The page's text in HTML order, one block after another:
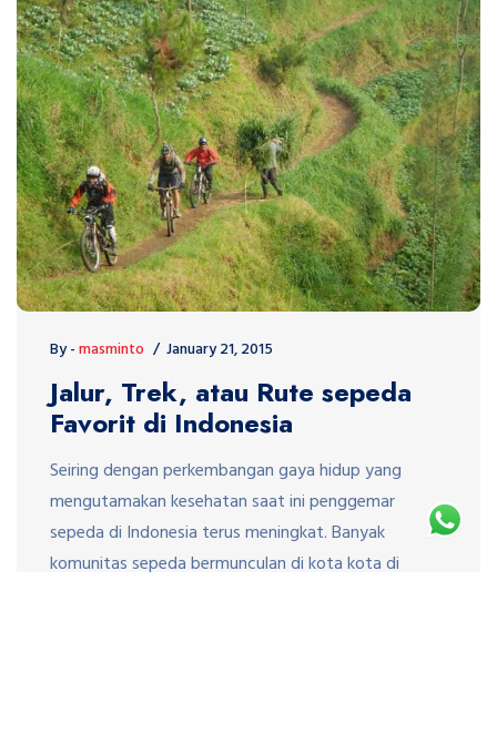
By -masminto January 21, 2015
Jalur, Trek, atau Rute sepeda
Favorit di Indonesia
Seiring dengan perkembangan gaya hidup yang
mengutamakan kesehatan saat ini penggemar
sepeda di Indonesia terus meningkat. Banyak
komunitas sepeda bermunculan di kota kota di